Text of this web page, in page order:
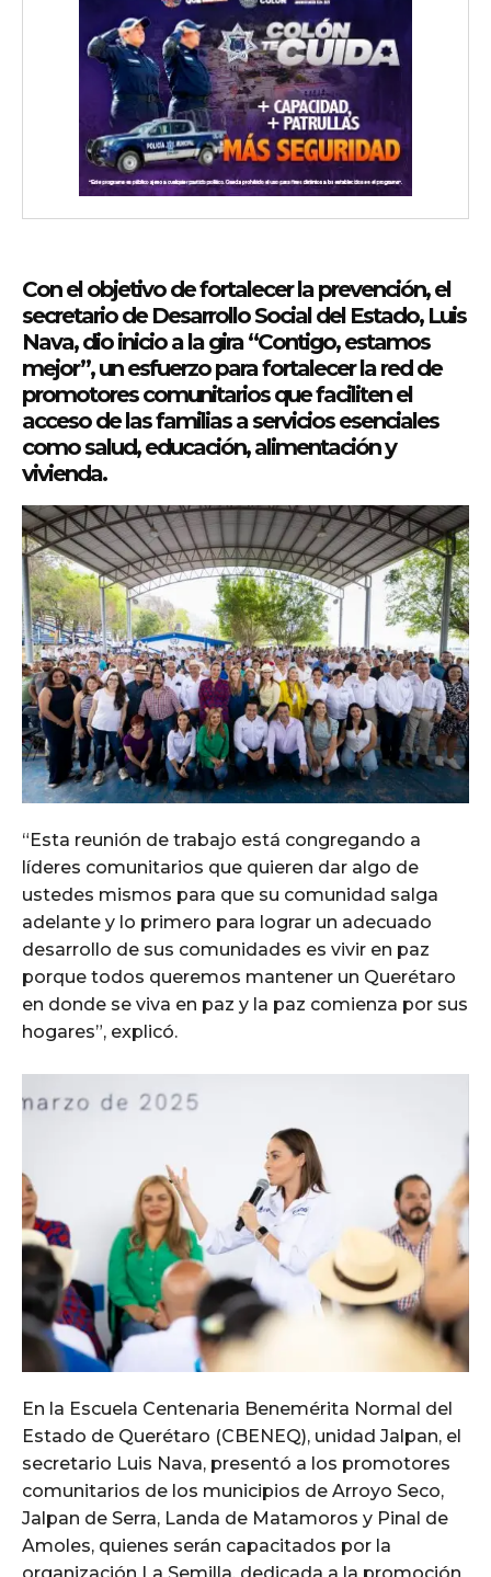
Con el objetivo de fortalecer la prevención, el
secretario de Desarrollo Social del Estado, Luis
Nava, dio inicio a la gira “Contigo, estamos
mejor”, un esfuerzo para fortalecer la red de
promotores comunitarios que faciliten el
acceso de las familias a servicios esenciales
como salud, educación, alimentación y
vivienda.
“Esta reunión de trabajo está congregando a
líderes comunitarios que quieren dar algo de
ustedes mismos para que su comunidad salga
adelante y lo primero para lograr un adecuado
desarrollo de sus comunidades es vivir en paz
porque todos queremos mantener un Querétaro
en donde se viva en paz y la paz comienza por sus
hogares”, explicó.
En la Escuela Centenaria Benemérita Normal del
Estado de Querétaro (CBENEQ), unidad Jalpan, el
secretario Luis Nava, presentó a los promotores
comunitarios de los municipios de Arroyo Seco,
Jalpan de Serra, Landa de Matamoros y Pinal de
Amoles, quienes serán capacitados por la